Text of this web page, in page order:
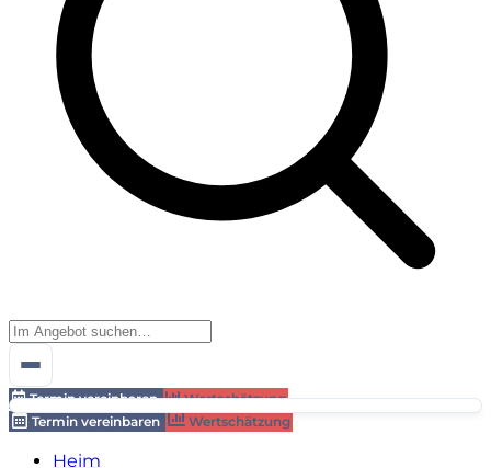
Termin vereinbaren
Wertschätzung
Termin vereinbaren
Wertschätzung
Heim